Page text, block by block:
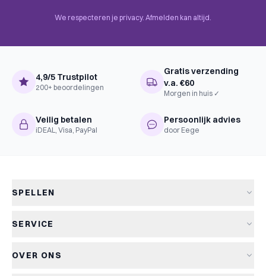
We respecteren je privacy. Afmelden kan altijd.
4,9/5 Trustpilot
200+ beoordelingen
Gratis verzending
v.a. €60
Morgen in huis ✓
Veilig betalen
iDEAL, Visa, PayPal
Persoonlijk advies
door Eege
SPELLEN
Nieuwe spellen
SERVICE
Retourneren
OVER ONS